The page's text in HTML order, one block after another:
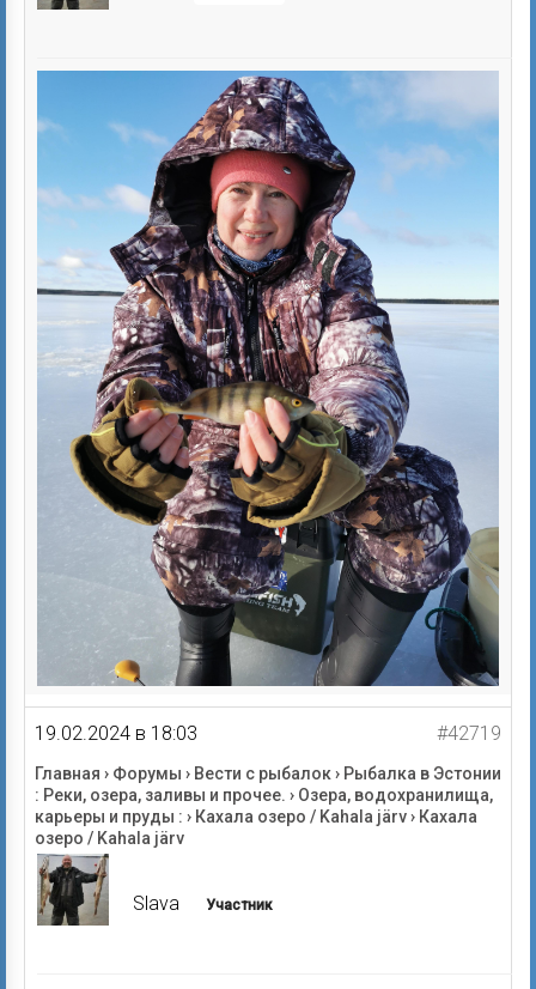
19.02.2024 в 18:03 #42719
Главная › Форумы › Вести с рыбалок› Рыбалка в Эстонии
: Реки, озера, заливы и прочее. › Озера, водохранилища,
карьеры и пруды : › Кахала озеро / Kahala järv› Кахала
озеро / Kahala järv
Slava Участник